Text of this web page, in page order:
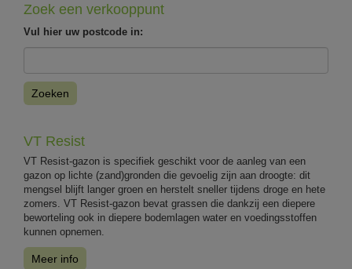
Zoek een verkooppunt
Vul hier uw postcode in:
Zoeken
VT Resist
VT Resist-gazon is specifiek geschikt voor de aanleg van een
gazon op lichte (zand)gronden die gevoelig zijn aan droogte: dit
mengsel blijft langer groen en herstelt sneller tijdens droge en hete
zomers. VT Resist-gazon bevat grassen die dankzij een diepere
beworteling ook in diepere bodemlagen water en voedingsstoffen
kunnen opnemen.
Meer info